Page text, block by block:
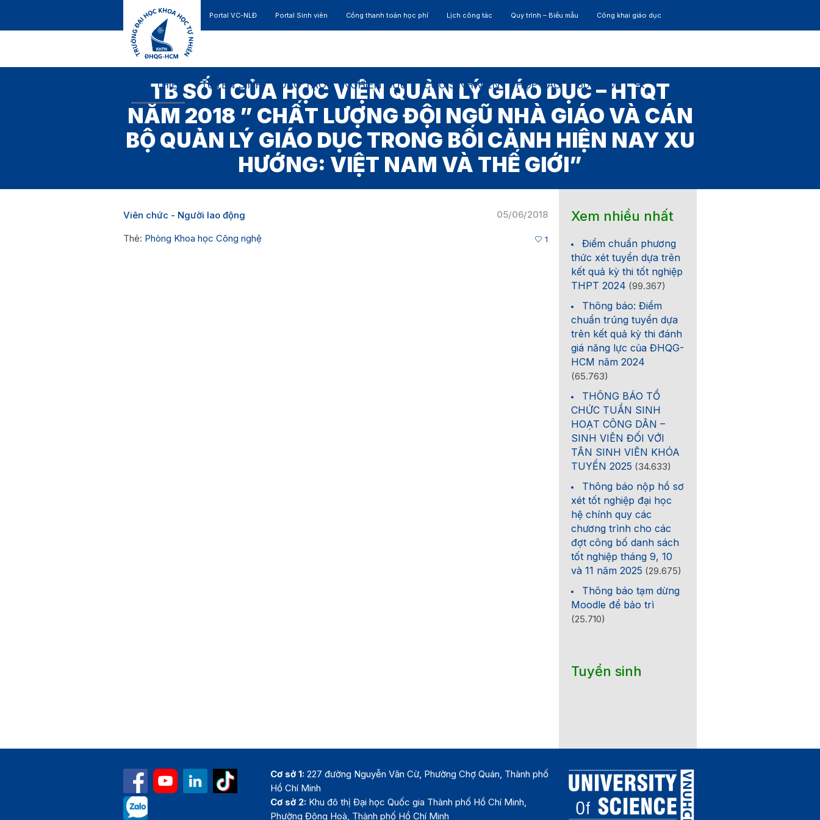
Portal VC-NLĐ Portal Sinh viên Cổng thanh toán học phí Lịch công tác Quy trình – Biểu mẫu Công khai giáo dục
GIỚI THIỆU TUYỂN SINH ĐÀO TẠO NGHIÊN CỨU CỰU SINH VIÊN HỢP TÁC 30 NĂM
TB SỐ 1 CỦA HỌC VIỆN QUẢN LÝ GIÁO DỤC – HTQT
NĂM 2018 ” CHẤT LƯỢNG ĐỘI NGŨ NHÀ GIÁO VÀ CÁN
BỘ QUẢN LÝ GIÁO DỤC TRONG BỐI CẢNH HIỆN NAY XU
HƯỚNG: VIỆT NAM VÀ THẾ GIỚI”
05/06/2018
Viên chức - Người lao động
Thẻ: Phòng Khoa học Công nghệ 1
Xem nhiều nhất
Điểm chuẩn phương
thức xét tuyển dựa trên
kết quả kỳ thi tốt nghiệp
THPT 2024 (99.367)
Thông báo: Điểm
chuẩn trúng tuyển dựa
trên kết quả kỳ thi đánh
giá năng lực của ĐHQG-
HCM năm 2024
(65.763)
THÔNG BÁO TỔ
CHỨC TUẦN SINH
HOẠT CÔNG DÂN –
SINH VIÊN ĐỐI VỚI
TÂN SINH VIÊN KHÓA
TUYỂN 2025 (34.633)
Thông báo nộp hồ sơ
xét tốt nghiệp đại học
hệ chính quy các
chương trình cho các
đợt công bố danh sách
tốt nghiệp tháng 9, 10
và 11 năm 2025 (29.675)
Thông báo tạm dừng
Moodle để bảo trì
(25.710)
Tuyển sinh
Cơ sở 1: 227 đường Nguyễn Văn Cừ, Phường Chợ Quán, Thành phố
Hồ Chí Minh
Cơ sở 2: Khu đô thị Đại học Quốc gia Thành phố Hồ Chí Minh,
Phường Đông Hoà, Thành phố Hồ Chí Minh